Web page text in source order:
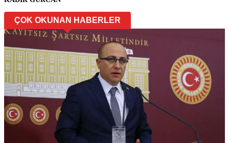
ÇOK OKUNAN HABERLER